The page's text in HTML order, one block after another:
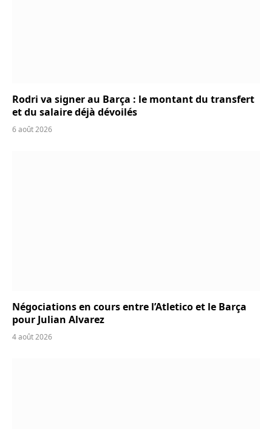
Rodri va signer au Barça : le montant du transfert
et du salaire déjà dévoilés
6 août 2026
Négociations en cours entre l’Atletico et le Barça
pour Julian Alvarez
4 août 2026